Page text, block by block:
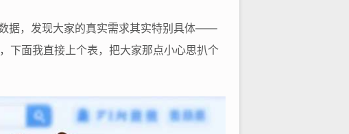
据，发现大家的真实需求其实特别具体——
，下面我直接上个表，把大家那点小心思扒个